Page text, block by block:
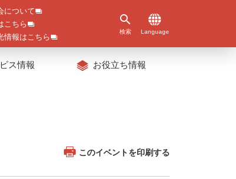
について
こちら
情報はこちら
検索 Language
ス情報 お役立ち情報
このイベントを印刷する